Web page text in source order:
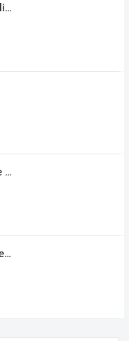
Brin et brindille : atelier saisonnier
Le nouveau scrap de Christine B
Ainsi font mes petites marionnettes